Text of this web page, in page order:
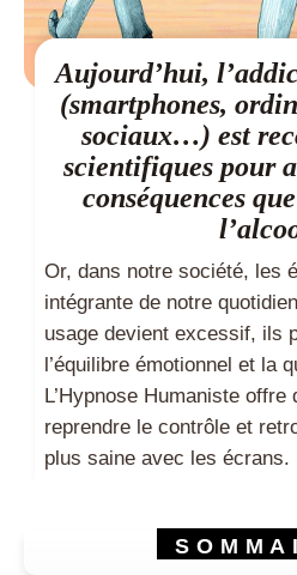
Aujourd’hui,
(smartphones,
sociaux…) est
scientifiques pour
conséquences
Or, dans notre société, les
intégrante de notre
usage devient excessif, ils
l’équilibre émotionnel et la
L’Hypnose Humaniste offre
reprendre le contrôle et
plus saine avec les écrans.
Comment agir avec